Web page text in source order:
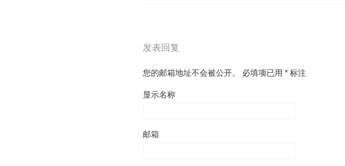
发表回复
您的邮箱地址不会被公开。 必填项已用 * 标注
显示名称
邮箱